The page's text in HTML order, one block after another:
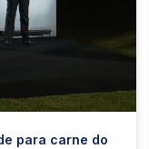
para carne do